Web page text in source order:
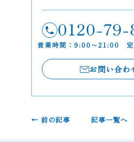
0120-79-
営業時間：9:00〜21:00 定
お問い合わ
← 前の記事 記事一覧へ